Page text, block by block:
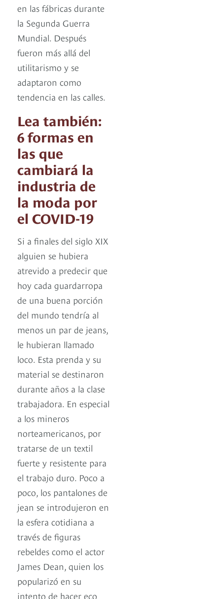
en las fábricas durante
la Segunda Guerra
Mundial. Después
fueron más allá del
utilitarismo y se
adaptaron como
tendencia en las calles.
Lea también:
6 formas en
las que
cambiará la
industria de
la moda por
el COVID-19
Si a finales del siglo XIX
alguien se hubiera
atrevido a predecir que
hoy cada guardarropa
de una buena porción
del mundo tendría al
menos un par de jeans,
le hubieran llamado
loco. Esta prenda y su
material se destinaron
durante años a la clase
trabajadora. En especial
a los mineros
norteamericanos, por
tratarse de un textil
fuerte y resistente para
el trabajo duro. Poco a
poco, los pantalones de
jean se introdujeron en
la esfera cotidiana a
través de figuras
rebeldes como el actor
James Dean, quien los
popularizó en su
intento de hacer eco